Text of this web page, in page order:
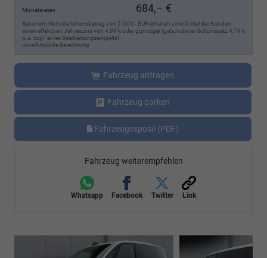
Monatsraten 684,– €
Bei einem Nettodarlehensbetrag von 5.000,- EUR erhalten zwei Drittel der Kunden
einen effektiven Jahreszins von 4,99% oder günstiger (gebundener Sollzinssatz 4,79%
p.a. zzgl. eines Bearbeitungsentgelts).
unverbindliche Berechnung
Fahrzeug anfragen
Fahrzeug parken
Fahrzeugexposé (PDF)
Fahrzeug weiterempfehlen
Whatsapp Facebook Twitter Link